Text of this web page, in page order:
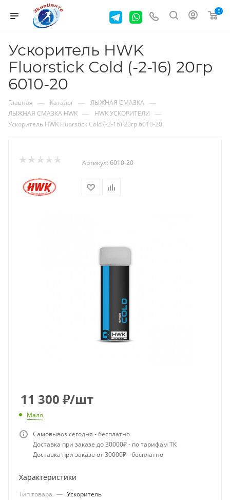
0
Ускоритель HWK
Fluorstick Сold (-2-16) 20гр
6010-20
Главная — Каталог — ЛЫЖНАЯ СМАЗКА —
ЛЫЖНАЯ СМАЗКА HWK — HWK УСКОРИТЕЛИ —
Ускоритель HWK Fluorstick Сold (-2-16) 20гр 6010-20
Артикул: 6010-20
11 300 ₽/шт
Мало
Самовывоз сегодня - бесплатно
Доставка при заказе до 30000₽ - по тарифам ТК
Доставка при заказе от 30000₽ - бесплатно
Характеристики
Тип товара — Ускоритель